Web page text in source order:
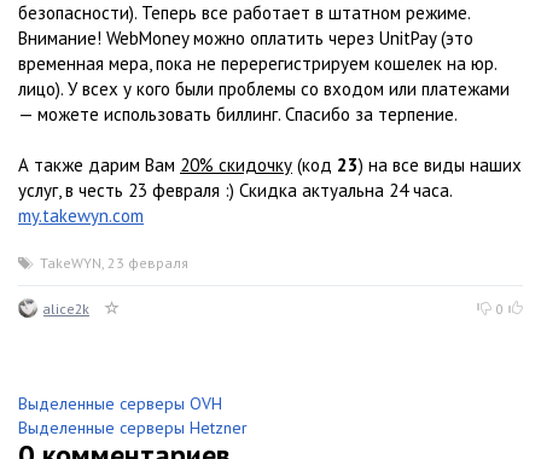
безопасности). Теперь все работает в штатном режиме.
Внимание! WebMoney можно оплатить через UnitPay (это
временная мера, пока не перерегистрируем кошелек на юр.
лицо). У всех у кого были проблемы со входом или платежами
— можете использовать биллинг. Спасибо за терпение.
А также дарим Вам 20% скидочку (код 23) на все виды наших
услуг, в честь 23 февраля :) Скидка актуальна 24 часа.
my.takewyn.com
TakeWYN, 23 февраля
alice2k 0
Выделенные серверы OVH
Выделенные серверы Hetzner